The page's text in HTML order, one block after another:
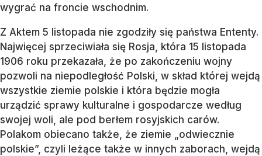
wygrać na froncie wschodnim.
Z Aktem 5 listopada nie zgodziły się państwa Ententy.
Najwięcej sprzeciwiała się Rosja, która 15 listopada
1906 roku przekazała, że po zakończeniu wojny
pozwoli na niepodległość Polski, w skład której wejdą
wszystkie ziemie polskie i która będzie mogła
urządzić sprawy kulturalne i gospodarcze według
swojej woli, ale pod berłem rosyjskich carów.
Polakom obiecano także, że ziemie „odwiecznie
polskie”, czyli leżące także w innych zaborach, wejdą